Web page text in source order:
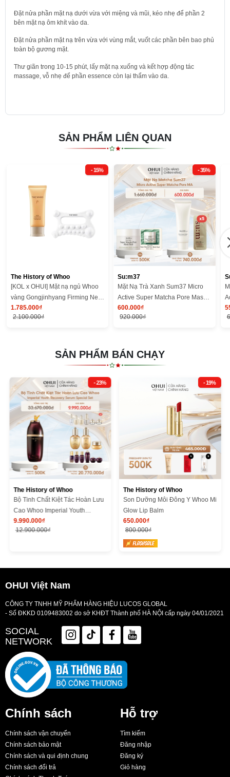
Thể tích thực: 1 miếng x 4 cái (40 ml x 4 cái)
Xuất xứ và hạn sử dụng:
Hạn sử dụng: 3 năm kể từ ngày sản xuất (thông tin được in trên bao bì)
Đặt nửa phần mặt nạ dưới vừa với miệng và mũi, kéo nhẹ để phần 2
bên mặt nạ ôm khít vào da.
Đặt nửa phần mặt nạ trên vừa với vùng mắt, vuốt các phần bên bao phủ
toàn bộ gương mặt.
Thư giãn trong 10-15 phút, lấy mặt nạ xuống và kết hợp động tác
massage, vỗ nhẹ để phần essence còn lại thẩm vào da.
SẢN PHẨM LIÊN QUAN
- 15%
The History of Whoo
[KOL x OHUI] Mặt nạ ngủ Whoo
vàng Gongjinhyang Firming Neck
and Face Protein Repair Mask
1.785.000₫
2.100.000₫
- 35%
Su:m37
Mặt Nạ Trà Xanh Sum37 Micro
Active Super Matcha Pore Mask
Pack
600.000₫
920.000₫
SẢN PHẨM BÁN CHẠY
- 23%
The History of Whoo
Bộ Tinh Chất Kiệt Tác Hoàn Lưu
Cao Whoo Imperial Youth
Recovery Serum Special Set
9.990.000₫
12.900.000₫
- 19%
The History of Whoo
Son Dưỡng Môi Đông Y Whoo Mi
Glow Lip Balm
650.000₫
800.000₫
OHUI Việt Nam
CÔNG TY TNHH MỸ PHẨM HÀNG HIỆU LUCOS GLOBAL
- Số ĐKKD 0109483002 do sở KHĐT Thành phố HÀ NỘI cấp ngày 04/01/2021
SOCIAL
NETWORK
Chính sách
Chính sách vận chuyển
Chính sách bảo mật
Chính sách và qui định chung
Chính sách đổi trả
Hỗ trợ
Tìm kiếm
Đăng nhập
Đăng ký
Giỏ hàng